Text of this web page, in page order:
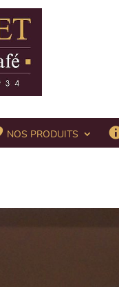
NOS PRODUITS